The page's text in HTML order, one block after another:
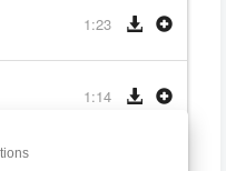
1:23
1:14